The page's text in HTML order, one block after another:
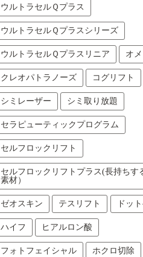
ウルトラセルＱプラス
ウルトラセルＱプラスシリーズ
ウルトラセルＱプラスリニア オ
クレオパトラノーズ コグリフト
シミレーザー シミ取り放題
セラピューティックプログラム
セルフロックリフト
セルフロックリフトプラス(長持ちす
素材）
ゼオスキン テスリフト ドッ
ハイフ ヒアルロン酸
フォトフェイシャル ホクロ切除